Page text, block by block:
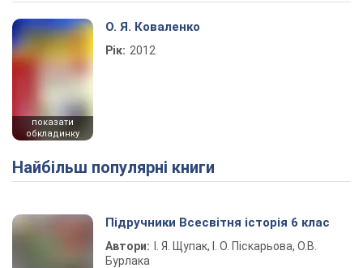
показати
обкладинку
О. Я. Коваленко
Рік: 2012
Найбільш популярні книги
Підручники Всесвітня історія 6 клас
Автори:
І. Я. Щупак, І. О. Піскарьова, О.В.
Бурлака